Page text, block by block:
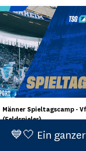
Männer Spieltagscamp -
(Feldspieler)
TSG 1899 Hoffenheim
Männer Spieltagscamp Feldspieler
ganzer Tag